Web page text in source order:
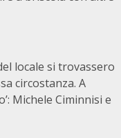
locale si trovassero
circostanza. A
Michele Ciminnisi e